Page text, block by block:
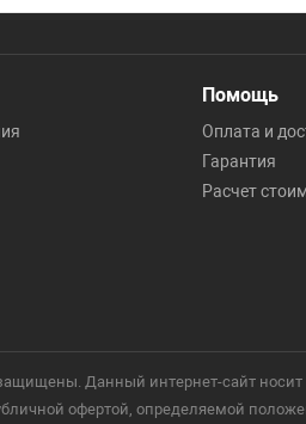
Помощь
Оплата и
Гарантия
Расчет
Данный интернет-сайт
офертой, определяемой